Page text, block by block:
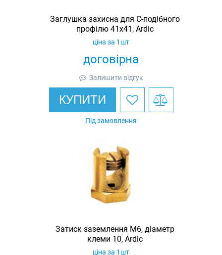
Заглушка захисна для С-подібного
профілю 41х41, Ardic
договірна
ціна за 1шт
Залишити відгук
КУПИТИ
Під замовлення
Затиск заземлення M6, діаметр
клеми 10, Ardic
ціна за 1шт